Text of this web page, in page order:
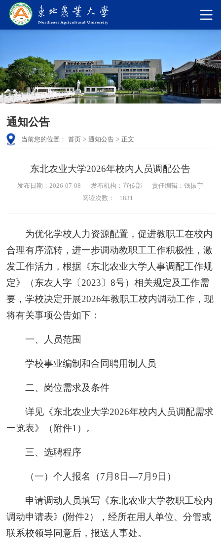
通知公告
当前您的位置： 首页 > 通知公告 > 正文
东北农业大学2026年校内人员调配公告
发布日期：2026-07-08 发布机构：宣传部
责任编辑：钱振宁
阅读次数：
1831
为优化学校人力资源配置，促进教职工在校内
合理有序流转，进一步调动教职工工作积极性，激
发工作活力，根据《东北农业大学人事调配工作规
定》（东农人字〔2023〕8号）相关规定及工作需
要，学校决定开展2026年教职工校内调动工作，现
将有关事项公告如下：
一、人员范围
学校事业编制和合同聘用制人员
二、岗位需求及条件
详见《东北农业大学2026年校内人员调配需求
一览表》（附件1）。
三、选聘程序
（一）个人报名（7月8日—7月9日）
申请调动人员填写《东北农业大学教职工校内
调动申请表》(附件2），经所在用人单位、分管或
联系校领导同意后，报送人事处。